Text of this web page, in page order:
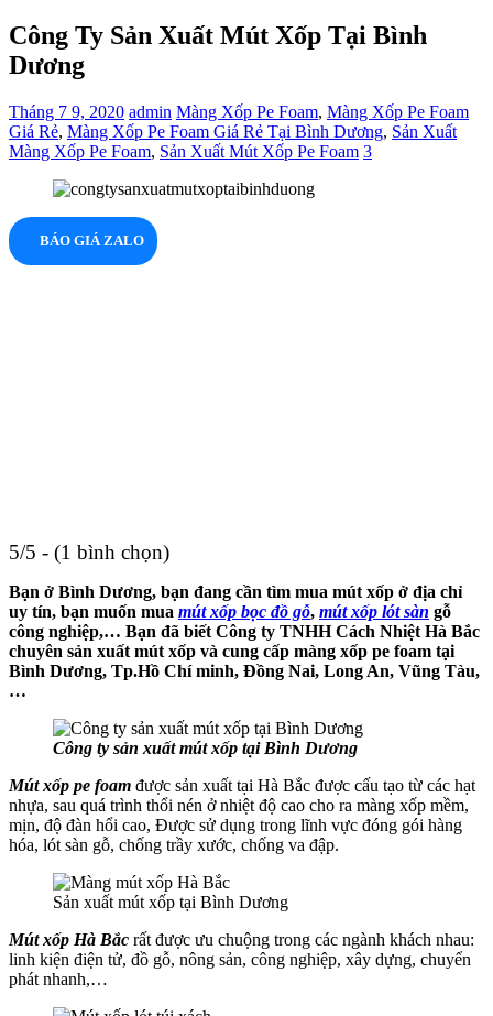
Công Ty Sản Xuất Mút Xốp Tại Bình
Dương
Tháng 7 9, 2020 admin Màng Xốp Pe Foam, Màng Xốp Pe Foam
Giá Rẻ, Màng Xốp Pe Foam Giá Rẻ Tại Bình Dương, Sản Xuất
Màng Xốp Pe Foam, Sản Xuất Mút Xốp Pe Foam 3
BÁO GIÁ ZALO
5/5 - (1 bình chọn)
Bạn ở Bình Dương, bạn đang cần tìm mua mút xốp ở địa chỉ
uy tín, bạn muốn mua mút xốp bọc đồ gỗ, mút xốp lót sàn gỗ
công nghiệp,… Bạn đã biết Công ty TNHH Cách Nhiệt Hà Bắc
chuyên sản xuất mút xốp và cung cấp màng xốp pe foam tại
Bình Dương, Tp.Hồ Chí minh, Đồng Nai, Long An, Vũng Tàu,
…
Công ty sản xuất mút xốp tại Bình Dương
Mút xốp pe foam được sản xuất tại Hà Bắc được cấu tạo từ các hạt
nhựa, sau quá trình thổi nén ở nhiệt độ cao cho ra màng xốp mềm,
mịn, độ đàn hổi cao, Được sử dụng trong lĩnh vực đóng gói hàng
hóa, lót sàn gỗ, chống trầy xước, chống va đập.
Sản xuất mút xốp tại Bình Dương
Mút xốp Hà Bắc rất được ưu chuộng trong các ngành khách nhau:
linh kiện điện tử, đồ gỗ, nông sản, công nghiệp, xây dựng, chuyển
phát nhanh,…